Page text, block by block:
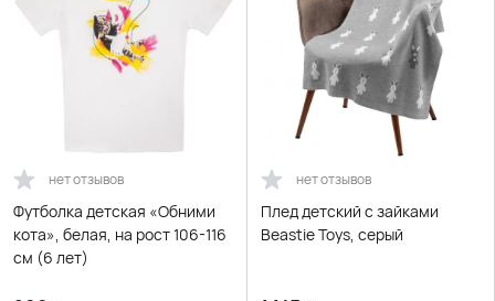
нет отзывов
Футболка детская «Обними
кота», белая, на рост 106-116
см (6 лет)
нет отзывов
Плед детский с зайками
Beastie Toys, серый